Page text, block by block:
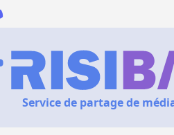
Service de partage de